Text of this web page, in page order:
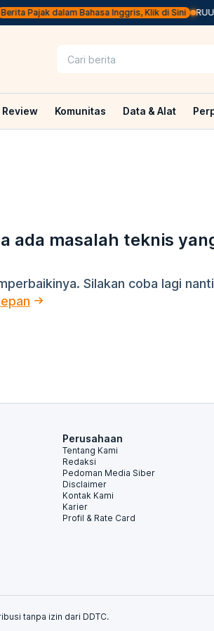
Pajak dalam Bahasa Inggris, Klik di Sini RUU
Review Komunitas Data & Alat
ada masalah teknis
Silakan coba lagi
Perusahaan
Tentang Kami
Redaksi
Pedoman Media Siber
Disclaimer
Kontak Kami
Karier
Profil & Rate Card
tanpa izin dari DDTC.